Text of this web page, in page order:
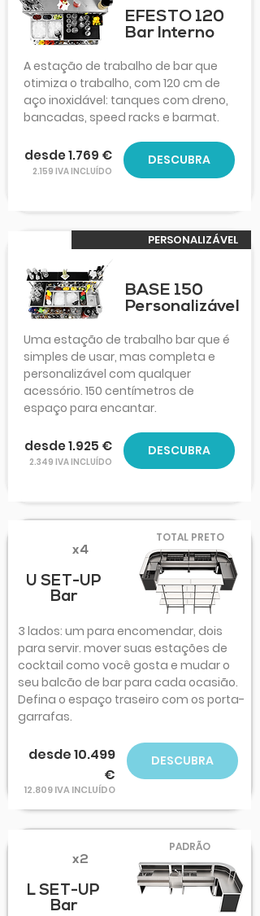
EFESTO 120
Bar Interno
A estação de trabalho de bar que
otimiza o trabalho, com 120 cm de
aço inoxidável: tanques com dreno,
bancadas, speed racks e barmat.
desde 1.769 €
2.159 IVA INCLUÍDO
DESCUBRA
PERSONALIZÁVEL
BASE 150
Personalizável
Uma estação de trabalho bar que é
simples de usar, mas completa e
personalizável com qualquer
acessório. 150 centímetros de
espaço para encantar.
desde 1.925 €
2.349 IVA INCLUÍDO
DESCUBRA
x4
U SET-UP
Bar
TOTAL PRETO
3 lados: um para encomendar, dois
para servir. mover suas estações de
cocktail como você gosta e mudar o
seu balcão de bar para cada ocasião.
Defina o espaço traseiro com os porta-
garrafas.
desde 10.499
€
12.809 IVA INCLUÍDO
DESCUBRA
x2
L SET-UP
Bar
PADRÃO